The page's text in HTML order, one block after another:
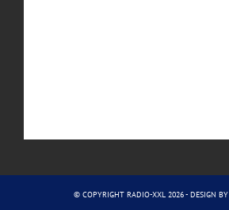
© COPYRIGHT RADIO-XXL 2026 - DESIGN BY